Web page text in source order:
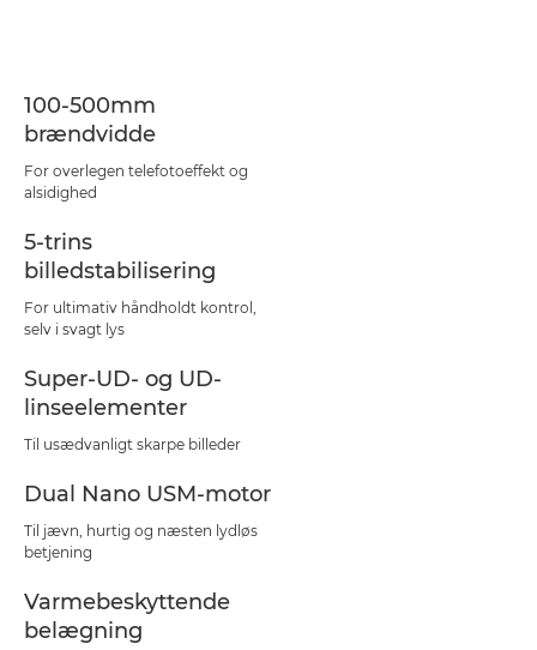
100-500mm
brændvidde
For overlegen telefotoeffekt og
alsidighed
5-trins
billedstabilisering
For ultimativ håndholdt kontrol,
selv i svagt lys
Super-UD- og UD-
linseelementer
Til usædvanligt skarpe billeder
Dual Nano USM-motor
Til jævn, hurtig og næsten lydløs
betjening
Varmebeskyttende
belægning